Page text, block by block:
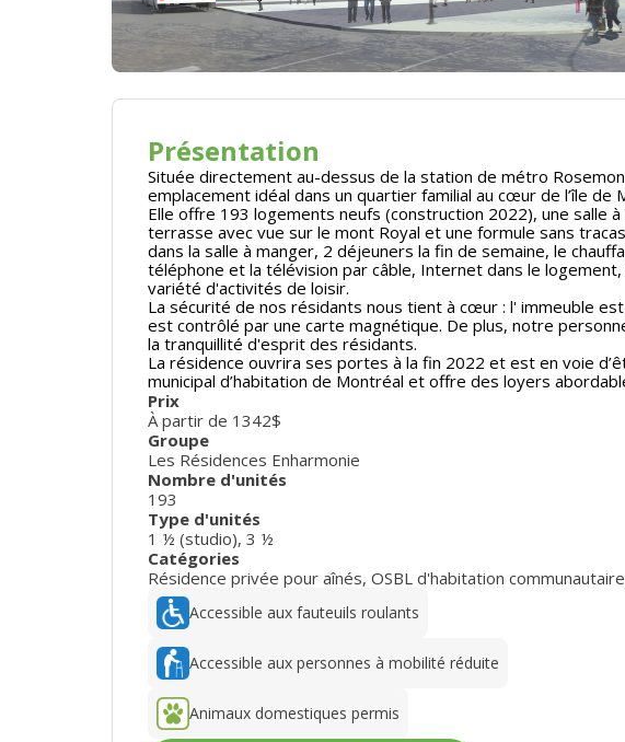
Présentation
Située directement au-dessus de la station de métro
emplacement idéal dans un quartier familial au cœur de l’île de
Elle offre 193 logements neufs (construction 2022), une salle
terrasse avec vue sur le mont Royal et une formule sans
dans la salle à manger, 2 déjeuners la fin de semaine, le
téléphone et la télévision par câble, Internet dans le logement,
variété d'activités de loisir.
La sécurité de nos résidants nous tient à cœur : l' immeuble
est contrôlé par une carte magnétique. De plus, notre
la tranquillité d'esprit des résidants.
La résidence ouvrira ses portes à la fin 2022 et est en voie
municipal d’habitation de Montréal et offre des loyers
Prix
À partir de 1342$
Groupe
Les Résidences Enharmonie
Nombre d'unités
193
Type d'unités
1 ½ (studio), 3 ½
Catégories
Résidence privée pour aînés, OSBL d'habitation communautaire
Accessible aux fauteuils roulants
Accessible aux personnes à mobilité réduite
Animaux domestiques permis